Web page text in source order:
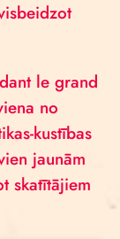
le grand
no
kustības
jaunām
skatītājiem